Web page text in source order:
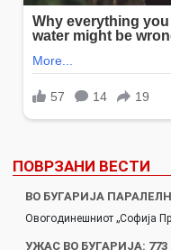
ПОВРЗАНИ ВЕСТИ
ВО БУГАРИЈА
Овогодинешниот „Софија
УЖАС ВО БУГАРИЈА: